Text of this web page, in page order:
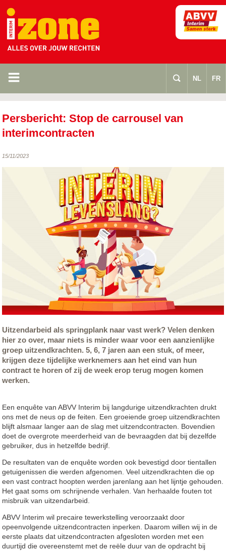
m s NL FR
Persbericht: Stop de carrousel van
interimcontracten
15/11/2023
Uitzendarbeid als springplank naar vast werk? Velen denken
hier zo over, maar niets is minder waar voor een aanzienlijke
groep uitzendkrachten. 5, 6, 7 jaren aan een stuk, of meer,
krijgen deze tijdelijke werknemers aan het eind van hun
contract te horen of zij de week erop terug mogen komen
werken.
Een enquête van ABVV Interim bij langdurige uitzendkrachten drukt
ons met de neus op de feiten. Een groeiende groep uitzendkrachten
blijft alsmaar langer aan de slag met uitzendcontracten. Bovendien
doet de overgrote meerderheid van de bevraagden dat bij dezelfde
gebruiker, dus in hetzelfde bedrijf.
De resultaten van de enquête worden ook bevestigd door tientallen
getuigenissen die werden afgenomen. Veel uitzendkrachten die op
een vast contract hoopten werden jarenlang aan het lijntje gehouden.
Het gaat soms om schrijnende verhalen. Van herhaalde fouten tot
misbruik van uitzendarbeid.
ABVV Interim wil precaire tewerkstelling veroorzaakt door
opeenvolgende uitzendcontracten inperken. Daarom willen wij in de
eerste plaats dat uitzendcontracten afgesloten worden met een
duurtijd die overeenstemt met de reële duur van de opdracht bij